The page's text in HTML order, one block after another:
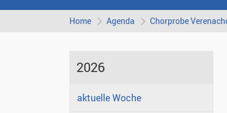
Home Agenda Chorprobe
2026
aktuelle Woche